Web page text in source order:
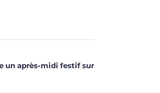
un après-midi festif sur